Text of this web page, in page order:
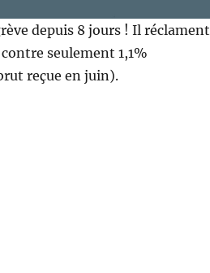
depuis 8 jours ! Il réclament
seulement 1,1%
reçue en juin).